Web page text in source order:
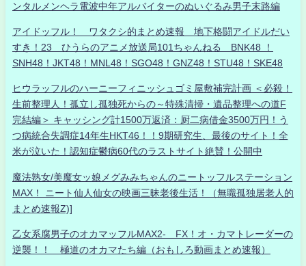
ンタルメンヘラ電波中年アルバイターのぬいぐるみ男子末路編
アイドッフル！ ワタクシ的まとめ速報 地下格闘アイドルだい
すき！23 ひうらのアニメ放送局101ちゃんねる BNK48 ！
SNH48！JKT48！MNL48！SGO48！GNZ48！STU48！SKE48
ヒウラッフルのハーニーフィニッシュゴミ屋敷補完計画 ＜必殺！
生前整理人！孤立し孤独死からの～特殊清掃・遺品整理への道F
完結編＞ キャッシング計1500万返済：厨二病借金3500万円！う
つ病統合失調症14年生HKT46！！9期研究生、最後のサイト！全
米が泣いた！認知症鬱病60代のラストサイト絶賛！公開中
魔法熟女/美魔女ッ娘メグみみちゃんのニートッフルステーション
MAX！ ニート仙人仙女の映画三昧老後生活！（無職孤独居老人的
まとめ速報Z)]
乙女系腐男子のオカマッフルMAX2- FX！オ・カマトレーダーの
逆襲！！ 極道のオカマたち編（おもしろ動画まとめ速報）